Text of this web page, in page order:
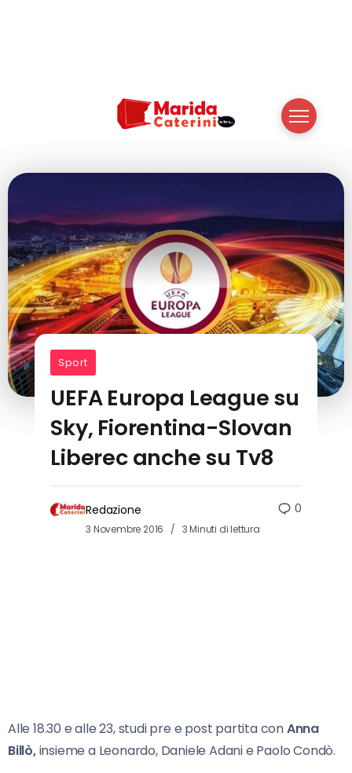
Sport
UEFA Europa League su
Sky, Fiorentina-Slovan
Liberec anche su Tv8
Redazione
3 Novembre 2016 3 Minuti di lettura
0
Alle 18.30 e alle 23, studi pre e post partita conAnna
Billò,insieme a Leonardo, Daniele Adani e Paolo Condò.